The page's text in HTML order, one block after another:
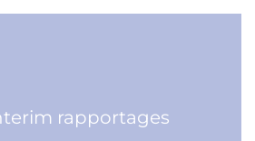
rapportages